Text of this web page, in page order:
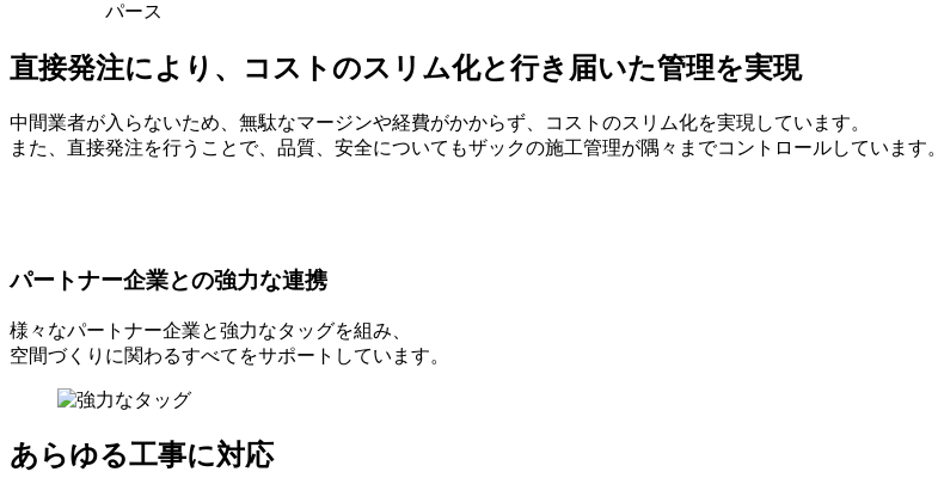
パース
直接発注により、コストのスリム化と行き届いた管理を実現
中間業者が入らないため、無駄なマージンや経費がかからず、コストのスリム化を実現しています。
また、直接発注を行うことで、品質、安全についてもザックの施工管理が隅々までコントロールしています。
パートナー企業との強力な連携
様々なパートナー企業と強力なタッグを組み、
空間づくりに関わるすべてをサポートしています。
あらゆる工事に対応